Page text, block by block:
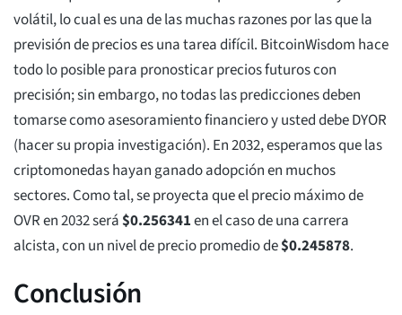
volátil, lo cual es una de las muchas razones por las que la
previsión de precios es una tarea difícil. BitcoinWisdom hace
todo lo posible para pronosticar precios futuros con
precisión; sin embargo, no todas las predicciones deben
tomarse como asesoramiento financiero y usted debe DYOR
(hacer su propia investigación). En 2032, esperamos que las
criptomonedas hayan ganado adopción en muchos
sectores. Como tal, se proyecta que el precio máximo de
OVR en 2032 será$0.256341en el caso de una carrera
alcista, con un nivel de precio promedio de$0.245878.
Conclusión